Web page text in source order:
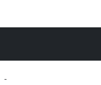
-